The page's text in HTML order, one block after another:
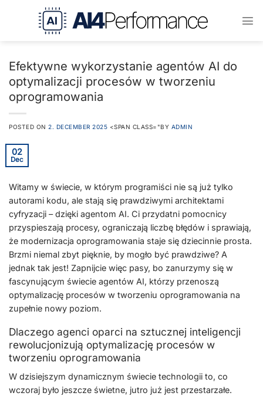
Efektywne wykorzystanie agentów AI do
optymalizacji procesów w tworzeniu
oprogramowania
POSTED ON2. DECEMBER 2025 <SPAN CLASS="BY ADMIN
02
Dec
Witamy w świecie, w którym programiści nie są już tylko
autorami kodu, ale stają się prawdziwymi architektami
cyfryzacji – dzięki agentom AI. Ci przydatni pomocnicy
przyspieszają procesy, ograniczają liczbę błędów i sprawiają,
że modernizacja oprogramowania staje się dziecinnie prosta.
Brzmi niemal zbyt pięknie, by mogło być prawdziwe? A
jednak tak jest! Zapnijcie więc pasy, bo zanurzymy się w
fascynującym świecie agentów AI, którzy przenoszą
optymalizację procesów w tworzeniu oprogramowania na
zupełnie nowy poziom.
Dlaczego agenci oparci na sztucznej inteligencji
rewolucjonizują optymalizację procesów w
tworzeniu oprogramowania
W dzisiejszym dynamicznym świecie technologii to, co
wczoraj było jeszcze świetne, jutro już jest przestarzałe.